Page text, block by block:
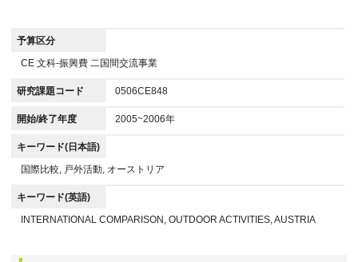
予算区分
CE 文科-振興費 二国間交流事業
研究課題コード 0506CE848
開始/終了年度 2005~2006年
キーワード(日本語)
国際比較, 戸外活動, オーストリア
キーワード(英語)
INTERNATIONAL COMPARISON, OUTDOOR ACTIVITIES, AUSTRIA